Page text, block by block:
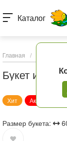
Каталог
Главная / Каталог
Букет из
Хит Акция
Размер букета: